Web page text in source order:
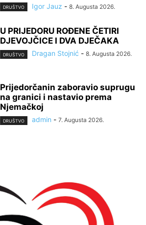
DRUŠTVO Igor Jauz - 8. Augusta 2026.
U PRIJEDORU ROĐENE ČETIRI
DJEVOJČICE I DVA DJEČAKA
DRUŠTVO Dragan Stojnić - 8. Augusta 2026.
Prijedorčanin zaboravio suprugu
na granici i nastavio prema
Njemačkoj
DRUŠTVO admin - 7. Augusta 2026.